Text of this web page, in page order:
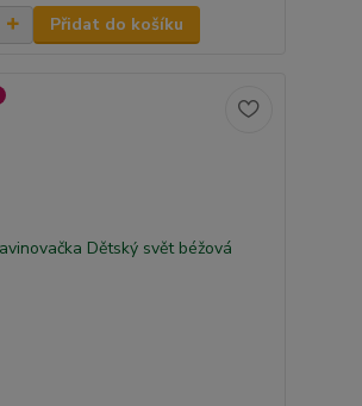
Přidat do košíku